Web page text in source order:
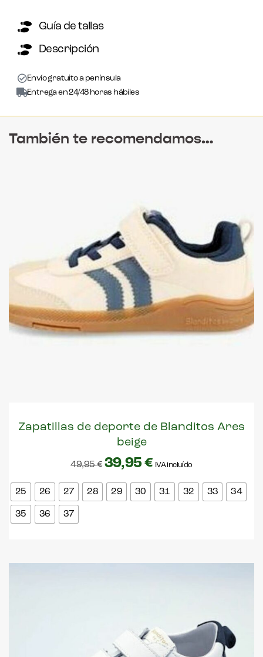
Guía de tallas
Descripción
Envío gratuito a península
Entrega en 24/48 horas hábiles
También te recomendamos…
Zapatillas de deporte de Blanditos Ares
beige
49,95€ 39,95€ IVA incluído
25 26 27 28 29 30 31 32 33 34
35 36 37